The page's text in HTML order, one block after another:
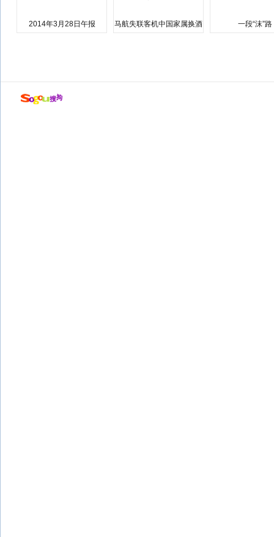
2014年3月28日午报
马航失联客机中国家属换酒
一段“沫”路